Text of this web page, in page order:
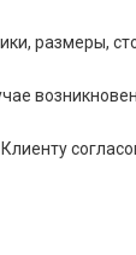
размеры,